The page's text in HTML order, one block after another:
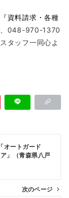
『資料請求・各種
、048-970-1370
タッフ一同心よ
オートガード
」（青森県八戸
次のページ